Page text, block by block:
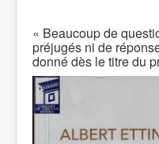
« Beaucoup de
préjugés ni de
donné dès le titre du